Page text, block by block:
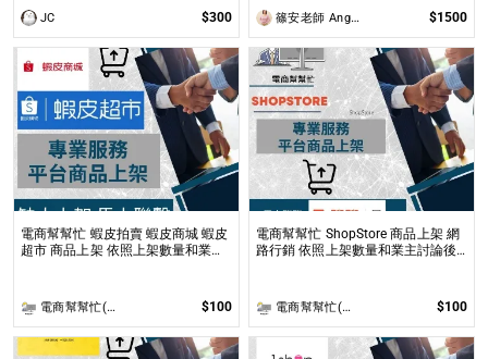
JC $300 篠安老師 Angel Yang $1500
電商幫幫忙 蝦皮拍賣 蝦皮商城 蝦皮
超市 商品上架 依照上架數量和業主
電商幫幫忙(電商平台代營運/電商上架/運營策略/網路行銷) $100
電商幫幫忙 ShopStore 商品上架 網
路行銷 依照上架數量和業主討論後
電商幫幫忙(電商平台代營運/電商上架/運營策略/網路行銷) $100